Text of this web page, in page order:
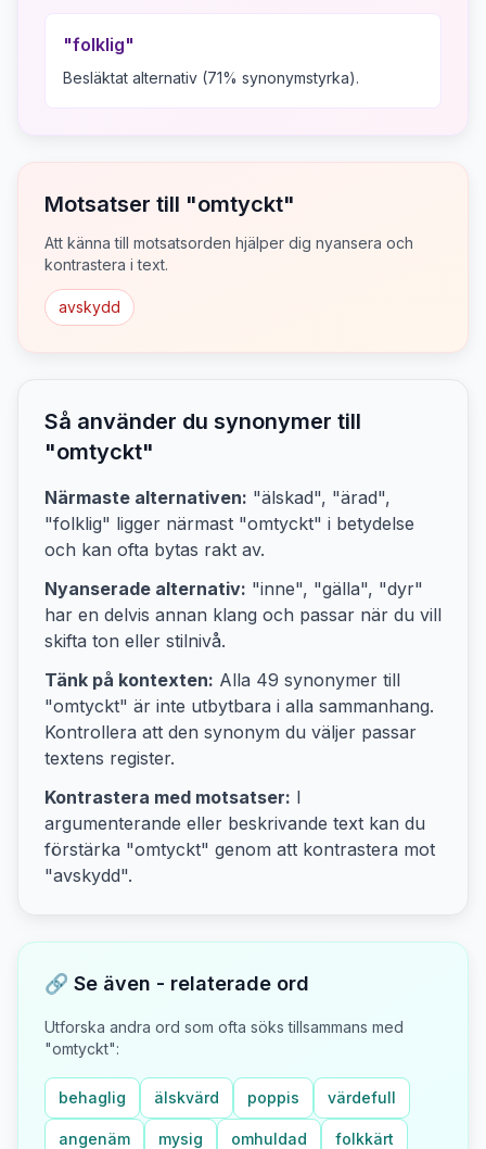
"folklig"
Besläktat alternativ (71% synonymstyrka).
Motsatser till "omtyckt"
Att känna till motsatsorden hjälper dig nyansera och
kontrastera i text.
avskydd
Så använder du synonymer till
"omtyckt"
Närmaste alternativen: "älskad", "ärad",
"folklig" ligger närmast "omtyckt" i betydelse
och kan ofta bytas rakt av.
Nyanserade alternativ: "inne", "gälla", "dyr"
har en delvis annan klang och passar när du vill
skifta ton eller stilnivå.
Tänk på kontexten: Alla 49 synonymer till
"omtyckt" är inte utbytbara i alla sammanhang.
Kontrollera att den synonym du väljer passar
textens register.
Kontrastera med motsatser: I
argumenterande eller beskrivande text kan du
förstärka "omtyckt" genom att kontrastera mot
"avskydd".
🔗 Se även - relaterade ord
Utforska andra ord som ofta söks tillsammans med
"omtyckt":
behaglig älskvärd poppis värdefull
angenäm mysig omhuldad folkkärt